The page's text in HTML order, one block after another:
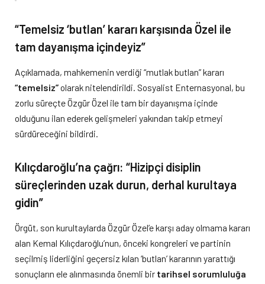
“Temelsiz ‘butlan’ kararı karşısında Özel ile
tam dayanışma içindeyiz”
Açıklamada, mahkemenin verdiği “mutlak butlan” kararı
“temelsiz”olarak nitelendirildi. Sosyalist Enternasyonal, bu
zorlu süreçte Özgür Özel ile tam bir dayanışma içinde
olduğunu ilan ederek gelişmeleri yakından takip etmeyi
sürdüreceğini bildirdi.
Kılıçdaroğlu’na çağrı: “Hizipçi disiplin
süreçlerinden uzak durun, derhal kurultaya
gidin”
Örgüt, son kurultaylarda Özgür Özel’e karşı aday olmama kararı
alan Kemal Kılıçdaroğlu’nun, önceki kongreleri ve partinin
seçilmiş liderliğini geçersiz kılan ‘butlan’ kararının yarattığı
sonuçların ele alınmasında önemli bir tarihsel sorumluluğa